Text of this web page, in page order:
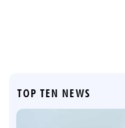
TOP TEN NEWS